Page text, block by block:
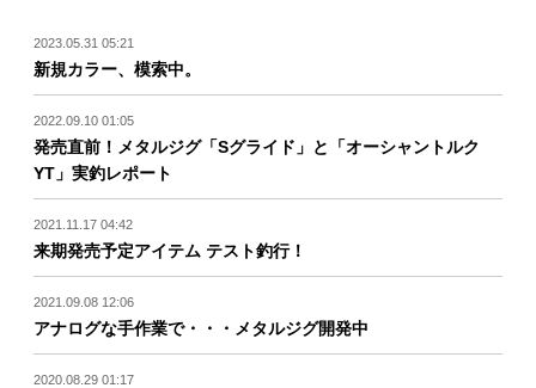
2023.05.31 05:21
新規カラー、模索中。
2022.09.10 01:05
発売直前！メタルジグ「Sグライド」と「オーシャントルク
YT」実釣レポート
2021.11.17 04:42
来期発売予定アイテム テスト釣行！
2021.09.08 12:06
アナログな手作業で・・・メタルジグ開発中
2020.08.29 01:17